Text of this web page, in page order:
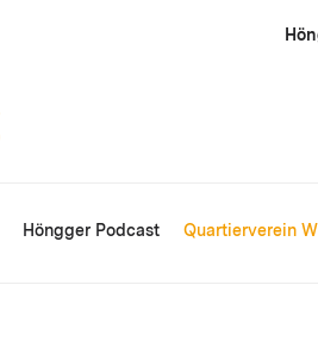
Höngger Podcast Quartierverein